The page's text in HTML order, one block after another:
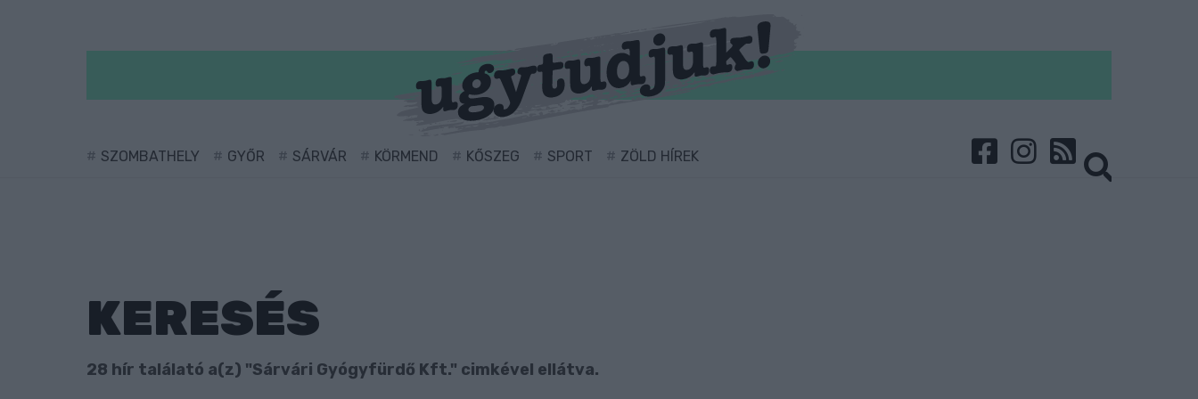
SZOMBATHELY GYŐR SÁRVÁR KÖRMEND KŐSZEG SPORT ZÖLD HÍREK
KERESÉS
28 hír találató a(z) "Sárvári Gyógyfürdő Kft." cimkével ellátva.